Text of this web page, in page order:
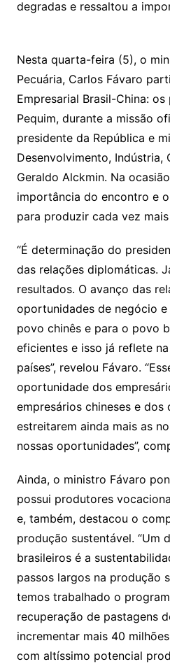
Li
k
A
p
a
s
g
e
o
c
o
m
p o
M
ai
l
a
s
degradas e ressaltou a
Nesta quarta-feira (5), o
Pecuária, Carlos Fávaro
Empresarial Brasil-China: os
Pequim, durante a missão
presidente da República e
Desenvolvimento, Indústria,
Geraldo Alckmin. Na
importância do encontro e
para produzir cada vez
“É determinação do
das relações diplomáticas.
resultados. O avanço das
oportunidades de negócio
povo chinês e para o povo
eficientes e isso já reflete
países”, revelou Fávaro.
oportunidade dos
empresários chineses e dos
estreitarem ainda mais as
nossas oportunidades”,
Ainda, o ministro Fávaro
possui produtores
e, também, destacou o
produção sustentável. “Um
brasileiros é a
passos largos na produção
temos trabalhado o
recuperação de pastagens
incrementar mais 40
com altíssimo potencial